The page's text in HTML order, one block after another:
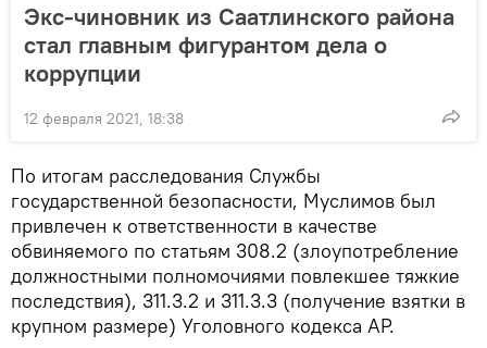
Экс-чиновник из Саатлинского района
стал главным фигурантом дела о
коррупции
12 февраля 2021, 18:38
По итогам расследования Службы
государственной безопасности, Муслимов был
привлечен к ответственности в качестве
обвиняемого по статьям 308.2 (злоупотребление
должностными полномочиями повлекшее тяжкие
последствия), 311.3.2 и 311.3.3 (получение взятки в
крупном размере) Уголовного кодекса АР.